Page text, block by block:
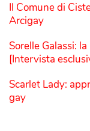
Il Comune di
Arcigay
Sorelle Galassi:
[Intervista
Scarlet Lady:
gay